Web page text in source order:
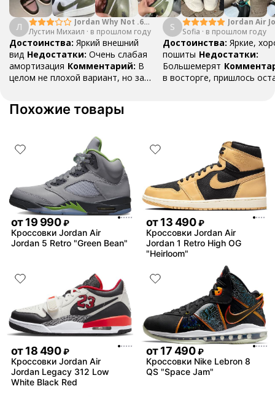
Л
Jordan Why Not .6
"Bright Crimson" PF
Лустин Михаил · в прошлом году
Достоинства: Яркий внешний
вид Недостатки: Очень слабая
амортизация Комментарий: В
целом не плохой вариант, но за
баскетбольных кроссовок
S
Jordan Air
Mid SE
Sofia · в прошлом году
Достоинства: Яркие,
пошиты Недостатки:
Большемерят
в восторге, пришлось
Похожие товары
от19 990 ₽
Кроссовки Jordan Air
Jordan 5 Retro "Green Bean"
от13 490 ₽
Кроссовки Jordan Air
Jordan 1 Retro High OG
"Heirloom"
от18 490 ₽
Кроссовки Jordan Air
Jordan Legacy 312 Low
White Black Red
от17 490 ₽
Кроссовки Nike Lebron 8
QS "Space Jam"